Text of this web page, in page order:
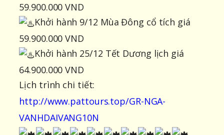
59.900.000 VND
Khởi hành 9/12 Mùa Đông cổ tích giá
59.900.000 VND
Khởi hành 25/12 Tết Dương lịch giá
64.900.000 VND
Lịch trình chi tiết:
http://www.pattours.top/GR-NGA-
VANHDAIVANG10N